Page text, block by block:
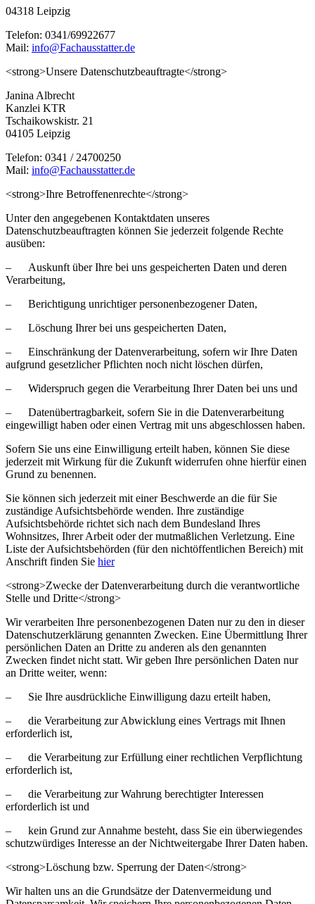
04318 Leipzig
Telefon: 0341/69922677
Mail: info@Fachausstatter.de
<strong>Unsere Datenschutzbeauftragte</strong>
Janina Albrecht
Kanzlei KTR
Tschaikowskistr. 21
04105 Leipzig
Telefon: 0341 / 24700250
Mail: info@Fachausstatter.de
<strong>Ihre Betroffenenrechte</strong>
Unter den angegebenen Kontaktdaten unseres
Datenschutzbeauftragten können Sie jederzeit folgende Rechte
ausüben:
– Auskunft über Ihre bei uns gespeicherten Daten und deren
Verarbeitung,
– Berichtigung unrichtiger personenbezogener Daten,
– Löschung Ihrer bei uns gespeicherten Daten,
– Einschränkung der Datenverarbeitung, sofern wir Ihre Daten
aufgrund gesetzlicher Pflichten noch nicht löschen dürfen,
– Widerspruch gegen die Verarbeitung Ihrer Daten bei uns und
– Datenübertragbarkeit, sofern Sie in die Datenverarbeitung
eingewilligt haben oder einen Vertrag mit uns abgeschlossen haben.
Sofern Sie uns eine Einwilligung erteilt haben, können Sie diese
jederzeit mit Wirkung für die Zukunft widerrufen ohne hierfür einen
Grund zu benennen.
Sie können sich jederzeit mit einer Beschwerde an die für Sie
zuständige Aufsichtsbehörde wenden. Ihre zuständige
Aufsichtsbehörde richtet sich nach dem Bundesland Ihres
Wohnsitzes, Ihrer Arbeit oder der mutmaßlichen Verletzung. Eine
Liste der Aufsichtsbehörden (für den nichtöffentlichen Bereich) mit
Anschrift finden Sie hier
<strong>Zwecke der Datenverarbeitung durch die verantwortliche
Stelle und Dritte</strong>
Wir verarbeiten Ihre personenbezogenen Daten nur zu den in dieser
Datenschutzerklärung genannten Zwecken. Eine Übermittlung Ihrer
persönlichen Daten an Dritte zu anderen als den genannten
Zwecken findet nicht statt. Wir geben Ihre persönlichen Daten nur
an Dritte weiter, wenn:
– Sie Ihre ausdrückliche Einwilligung dazu erteilt haben,
– die Verarbeitung zur Abwicklung eines Vertrags mit Ihnen
erforderlich ist,
– die Verarbeitung zur Erfüllung einer rechtlichen Verpflichtung
erforderlich ist,
– die Verarbeitung zur Wahrung berechtigter Interessen
erforderlich ist und
– kein Grund zur Annahme besteht, dass Sie ein überwiegendes
schutzwürdiges Interesse an der Nichtweitergabe Ihrer Daten haben.
<strong>Löschung bzw. Sperrung der Daten</strong>
Wir halten uns an die Grundsätze der Datenvermeidung und